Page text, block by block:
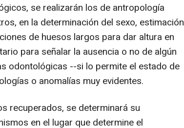
se realizarán los de antropología
en la determinación del sexo, estimación
de huesos largos para dar altura en
para señalar la ausencia o no de algún
odontológicas --si lo permite el estado de
o anomalías muy evidentes.
recuperados, se determinará su
en el lugar que determine el